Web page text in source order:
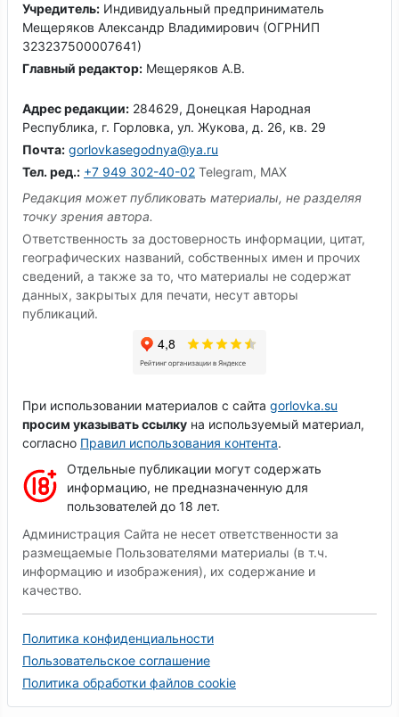
Учредитель: Индивидуальный предприниматель
Мещеряков Александр Владимирович (ОГРНИП
323237500007641)
Главный редактор: Мещеряков А.В.
Адрес редакции: 284629, Донецкая Народная
Республика, г. Горловка, ул. Жукова, д. 26, кв. 29
Почта: gorlovkasegodnya@ya.ru
Тел. ред.: +7 949 302-40-02 Telegram, MAX
Редакция может публиковать материалы, не разделяя
точку зрения автора.
Ответственность за достоверность информации, цитат,
географических названий, собственных имен и прочих
сведений, а также за то, что материалы не содержат
данных, закрытых для печати, несут авторы
публикаций.
При использовании материалов с сайта gorlovka.su
просим указывать ссылку на используемый материал,
согласно Правил использования контента.
Отдельные публикации могут содержать
информацию, не предназначенную для
пользователей до 18 лет.
Администрация Сайта не несет ответственности за
размещаемые Пользователями материалы (в т.ч.
информацию и изображения), их содержание и
качество.
Политика конфиденциальности
Пользовательское соглашение
Политика обработки файлов cookie